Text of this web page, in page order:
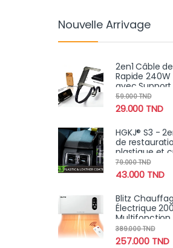
Nouvelle Arrivage
2en1 Câble
Rapide 240W
avec Support
Intégré –
Robuste pour
Smartphones
29.000 TND
59.000TND
HGKJ® S3 -
de
plastique et
tableau de
exterieur de
43.000 TND
79.000TND
Blitz
Électrique
et Étanche
Bain et Maison
257.000 TND
389.000TND